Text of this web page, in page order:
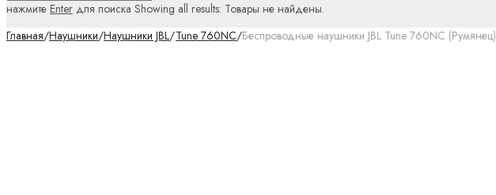
нажмите Enter для поиска Showing all results: Товары не найдены.
Главная/Наушники/Наушники JBL/Tune 760NC/Беспроводные наушники JBL Tune 760NC (Румянец)